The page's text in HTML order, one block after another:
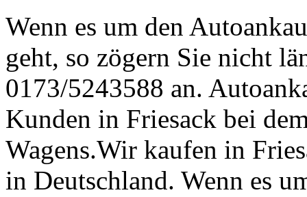
Wenn es um den
geht, so zögern Sie nicht
0173/5243588 an.
Kunden in Friesack bei
Wagens.Wir kaufen in
in Deutschland. Wenn es